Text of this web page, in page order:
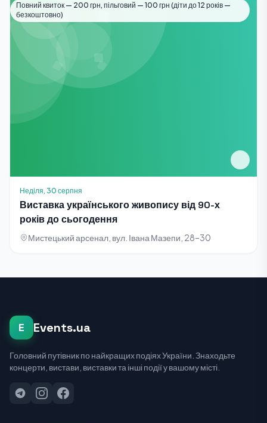
Виставки
Повний квиток — 200 грн, пільговий — 100 грн (діти до 12 років —
безкоштовно)
Неділя, 30 серпня
Виставка українського живопису від 90-х
років до сьогодення
Мистецький арсенал, вул. Івана Мазепи, 28–30
E Events.ua
Головний путівник по найкращих подіях України. Знаходьте
концерти, вистави, виставки та інші події у вашому місті.